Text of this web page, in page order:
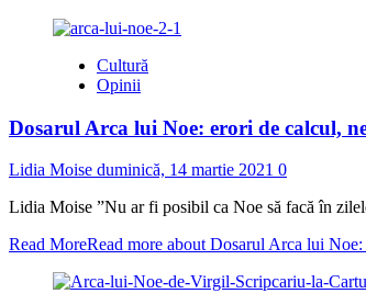
Cultură
Opinii
Dosarul Arca lui Noe: erori de calcul,
Lidia Moise duminică, 14 martie 2021 0
Lidia Moise ”Nu ar fi posibil ca Noe să facă în
Read MoreRead more about Dosarul Arca lui